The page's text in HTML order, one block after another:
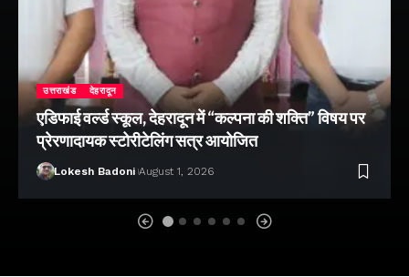
उत्तराखंड देहरादून
एडिफाई वर्ल्ड स्कूल, देहरादून में “कल्पना की शक्ति” विषय पर
प्रेरणादायक स्टोरीटेलिंग सत्र आयोजित
Lokesh Badoni August 1, 2026